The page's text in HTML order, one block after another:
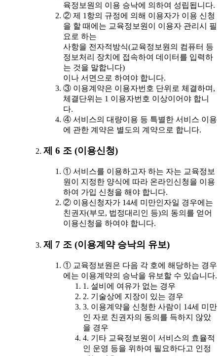
육정보원의 이용 승낙에 의하여 성립됩니다.
② 제 1항의 규정에 의해 이용자가 이용 신청
을 할 때에는 교육정보원이 이용자 관리시 필
요로 하는
사항을 전자적방식(교육정보원의 컴퓨터 등
정보처리 장치에 접속하여 데이터를 입력하
는 것을 말합니다)
이나 서면으로 하여야 합니다.
③ 이용계약은 이용자번호 단위로 체결하며,
체결단위는 1 이용자번호 이상이어야 합니
다.
④ 서비스의 대량이용 등 특별한 서비스 이용
에 관한 계약은 별도의 계약으로 합니다.
제 6 조 (이용신청)
① 서비스를 이용하고자 하는 자는 교육정보
원이 지정한 양식에 따라 온라인신청을 이용
하여 가입 신청을 해야 합니다.
② 이용신청자가 14세 미만인자일 경우에는
친권자(부모, 법정대리인 등)의 동의를 얻어
이용신청을 하여야 합니다.
제 7 조 (이용계약 승낙의 유보)
① 교육정보원은 다음 각 호에 해당하는 경우
에는 이용계약의 승낙을 유보할 수 있습니다.
1. 설비에 여유가 없는 경우
2. 기술상에 지장이 있는 경우
3. 이용계약을 신청한 사람이 14세 미만
인 자로 친권자의 동의를 득하지 않았
을 경우
4. 기타 교육정보원이 서비스의 효율적
인 운영 등을 위하여 필요하다고 인정